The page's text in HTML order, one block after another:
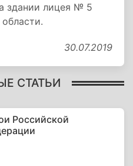
здании лицея № 5
30.07.2019
СТАТЬИ
Российской